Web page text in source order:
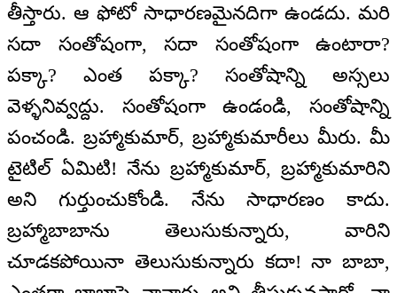
తీస్తారు. ఆ ఫోటో సాధారణమైనదిగా ఉండదు. మరి
సదా సంతోషంగా, సదా సంతోషంగా ఉంటారా?
పక్కా? ఎంత పక్కా? సంతోషాన్ని అస్సలు
వెళ్ళనివ్వద్దు. సంతోషంగా ఉండండి, సంతోషాన్ని
పంచండి. బ్రహ్మాకుమార్, బ్రహ్మాకుమారీలు మీరు. మీ
టైటిల్ ఏమిటి! నేను బ్రహ్మాకుమార్, బ్రహ్మాకుమారిని
అని గుర్తుంచుకోండి. నేను సాధారణం కాదు.
బ్రహ్మాబాబాను తెలుసుకున్నారు, వారిని
చూడకపోయినా తెలుసుకున్నారు కదా! నా బాబా,